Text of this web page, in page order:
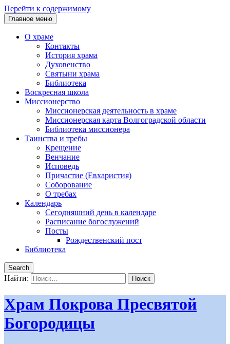
Перейти к содержимому
Главное меню
О храме
Контакты
История храма
Духовенство
Святыни храма
Библиотека
Воскресная школа
Миссионерство
Миссионерская деятельность в храме
Миссионерская карта Волгоградской области
Библиотека миссионера
Таинства и требы
Крещение
Венчание
Исповедь
Причастие (Евхаристия)
Соборование
О требах
Календарь
Сегодняшний день в календаре
Расписание богослужений
Посты
Рождественский пост
Библиотека
Search
Найти:
Храм Покрова Пресвятой
Богородицы